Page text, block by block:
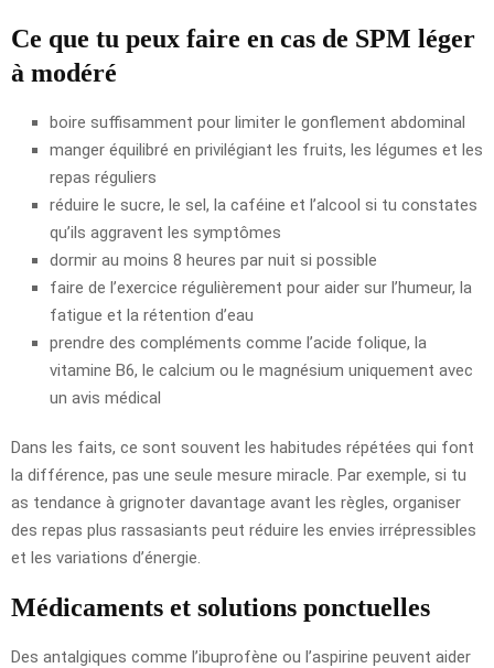
Ce que tu peux faire en cas de SPM léger
à modéré
boire suffisamment pour limiter le gonflement abdominal
manger équilibré en privilégiant les fruits, les légumes et les
repas réguliers
réduire le sucre, le sel, la caféine et l’alcool si tu constates
qu’ils aggravent les symptômes
dormir au moins 8 heures par nuit si possible
faire de l’exercice régulièrement pour aider sur l’humeur, la
fatigue et la rétention d’eau
prendre des compléments comme l’acide folique, la
vitamine B6, le calcium ou le magnésium uniquement avec
un avis médical
Dans les faits, ce sont souvent les habitudes répétées qui font
la différence, pas une seule mesure miracle. Par exemple, si tu
as tendance à grignoter davantage avant les règles, organiser
des repas plus rassasiants peut réduire les envies irrépressibles
et les variations d’énergie.
Médicaments et solutions ponctuelles
Des antalgiques comme l’ibuprofène ou l’aspirine peuvent aider